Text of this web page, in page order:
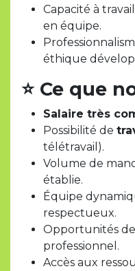
Capacité à
en équipe.
éthique
⭐ Ce que
Salaire très
Possibilité de
télétravail).
Volume de
établie.
Équipe
respectueux.
Opportunités
professionnel.
Accès aux